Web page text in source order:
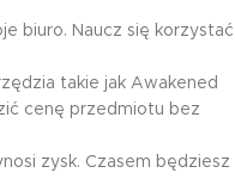
biuro. Naucz się korzystać
takie jak Awakened
cenę przedmiotu bez
zysk. Czasem będziesz